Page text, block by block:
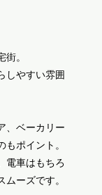
。
しやすい雰囲
、ベーカリー
ポイント。
電車はもちろ
ーズです。